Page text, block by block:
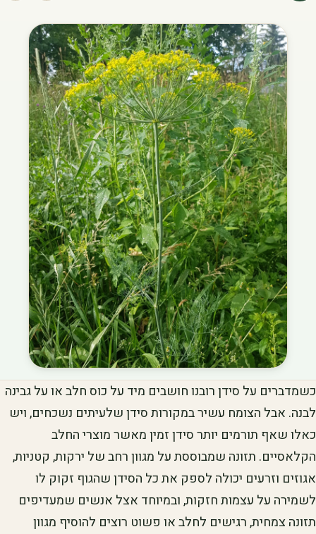
כשמדברים על סידן רובנו חושבים מיד על כוס חלב או על גבינה
לבנה. אבל הצומח עשיר במקורות סידן שלעיתים נשכחים, ויש
כאלו שאף תורמים יותר סידן זמין מאשר מוצרי החלב
הקלאסיים. תזונה שמבוססת על מגוון רחב של ירקות, קטניות,
אגוזים וזרעים יכולה לספק את כל הסידן שהגוף זקוק לו
לשמירה על עצמות חזקות, ובמיוחד אצל אנשים שמעדיפים
תזונה צמחית, רגישים לחלב או פשוט רוצים להוסיף מגוון